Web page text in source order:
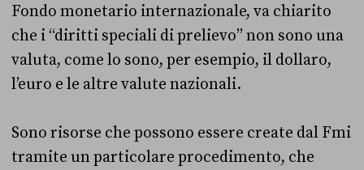
Fondo monetario internazionale, va chiarito
che i “diritti speciali di prelievo” non sono una
valuta, come lo sono, per esempio, il dollaro,
l’euro e le altre valute nazionali.
Sono risorse che possono essere create dal Fmi
tramite un particolare procedimento, che